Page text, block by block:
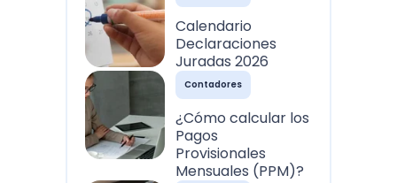
Calendario
Declaraciones
Juradas 2026
Contadores
¿Cómo calcular los
Pagos
Provisionales
Mensuales (PPM)?